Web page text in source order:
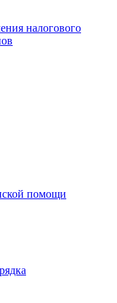
налогового
помощи